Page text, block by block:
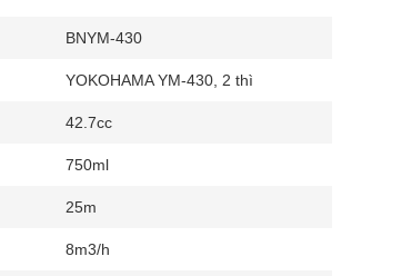
BNYM-430
YOKOHAMA YM-430, 2 thì
42.7cc
750ml
25m
8m3/h